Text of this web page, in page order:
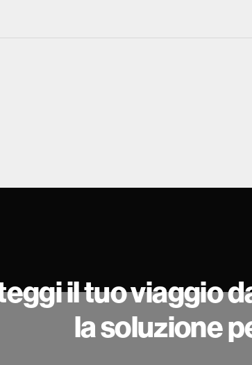
il tuo viaggio
la soluzione